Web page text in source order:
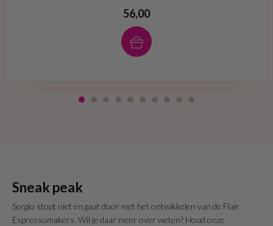
56,00
Sneak peak
Sergio stopt niet en gaat door met het ontwikkelen van de Flair
Espressomakers. Wil je daar meer over weten? Houd onze